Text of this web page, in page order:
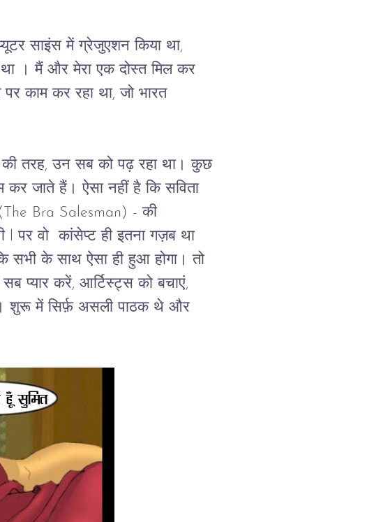
साइंस में ग्रेजुएशन किया था,
। मैं और मेरा एक दोस्त मिल कर
काम कर रहा था, जो भारत
तरह, उन सब को पढ़ रहा था। कुछ
कर जाते हैं। ऐसा नहीं है कि सविता
Bra Salesman) - की
पर वो  कांसेप्ट ही इतना गज़ब था
सभी के साथ ऐसा ही हुआ होगा। तो
प्यार करें, आर्टिस्ट्स को बचाएं,
शुरू में सिर्फ़ असली पाठक थे और